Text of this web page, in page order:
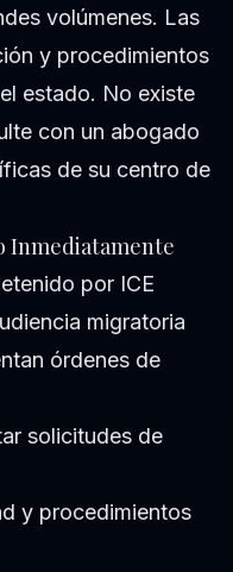
volúmenes. Las
y procedimientos
estado. No existe
con un abogado
de su centro de
Inmediatamente
por ICE
migratoria
órdenes de
solicitudes de
y procedimientos